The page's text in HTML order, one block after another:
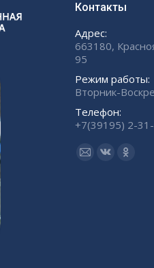
Контакты
Адрес:
663180,
95
Режим работы:
Вторник-
Телефон:
+7(39195) 2-
Ищите нас:
СтраницаСтраница